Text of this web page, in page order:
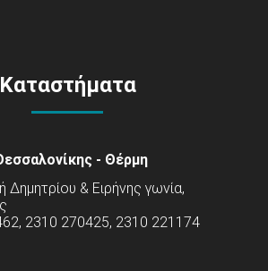
Καταστήματα
- Θέρμη
& Ειρήνης γωνία,
2310 270425, 2310 221174